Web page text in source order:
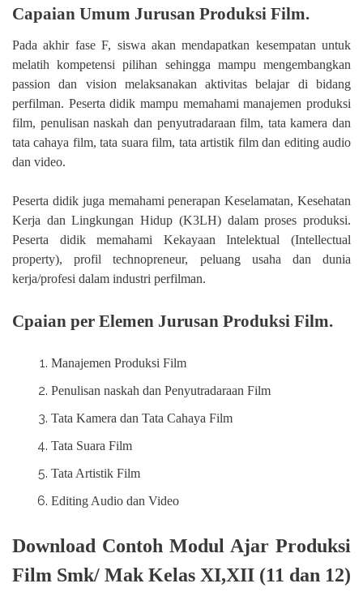
Capaian Umum Jurusan Produksi Film.
Pada akhir fase F, siswa akan mendapatkan kesempatan untuk
melatih kompetensi pilihan sehingga mampu mengembangkan
passion dan vision melaksanakan aktivitas belajar di bidang
perfilman. Peserta didik mampu memahami manajemen produksi
film, penulisan naskah dan penyutradaraan film, tata kamera dan
tata cahaya film, tata suara film, tata artistik film dan editing audio
dan video.
Peserta didik juga memahami penerapan Keselamatan, Kesehatan
Kerja dan Lingkungan Hidup (K3LH) dalam proses produksi.
Peserta didik memahami Kekayaan Intelektual (Intellectual
property), profil technopreneur, peluang usaha dan dunia
kerja/profesi dalam industri perfilman.
Cpaian per Elemen Jurusan Produksi Film.
Manajemen Produksi Film
Penulisan naskah dan Penyutradaraan Film
Tata Kamera dan Tata Cahaya Film
Tata Suara Film
Tata Artistik Film
Editing Audio dan Video
Download Contoh Modul Ajar Produksi
Film Smk/ Mak Kelas XI,XII (11 dan 12)